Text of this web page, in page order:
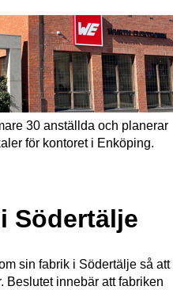
30 anställda och planerar
för kontoret i Enköping.
Södertälje
sin fabrik i Södertälje så att
Beslutet innebär att fabriken